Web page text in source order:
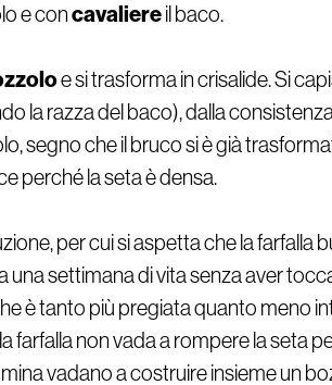
e concavaliereil baco.
e si trasforma in crisalide. Si
la razza del baco), dalla
segno che il bruco si è già
perché la seta è densa.
per cui si aspetta che la farfalla
settimana di vita senza aver
è tanto più pregiata quanto meno
farfalla non vada a rompere la seta
vadano a costruire insieme un